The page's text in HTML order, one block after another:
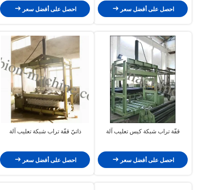
احصل على أفضل سعر
احصل على أفضل سعر
قفّة تراب شبكة كيس تعليب آلة
احصل على أفضل سعر
ذاتيّ قفّة تراب شبكة تعليب آلة
احصل على أفضل سعر